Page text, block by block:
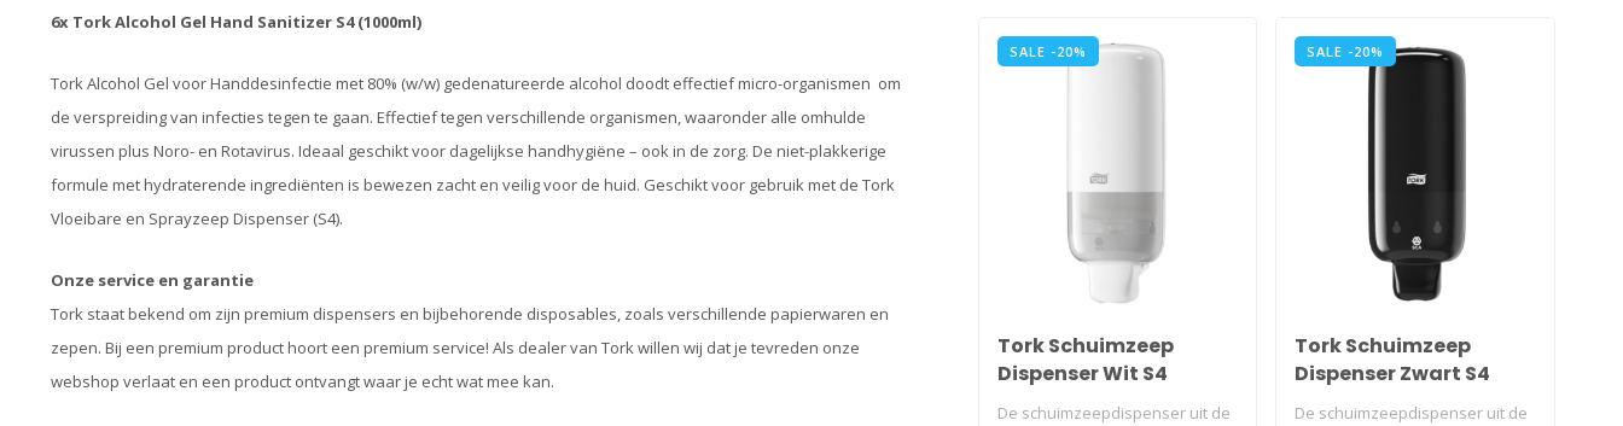
6x Tork Alcohol Gel Hand Sanitizer S4 (1000ml)
Tork Alcohol Gel voor Handdesinfectie met 80% (w/w) gedenatureerde alcohol doodt effectief micro-organismen om
de verspreiding van infecties tegen te gaan. Effectief tegen verschillende organismen, waaronder alle omhulde
virussen plus Noro- en Rotavirus. Ideaal geschikt voor dagelijkse handhygiëne – ook in de zorg. De niet-plakkerige
formule met hydraterende ingrediënten is bewezen zacht en veilig voor de huid. Geschikt voor gebruik met de Tork
Vloeibare en Sprayzeep Dispenser (S4).
Onze service en garantie
Tork staat bekend om zijn premium dispensers en bijbehorende disposables, zoals verschillende papierwaren en
zepen. Bij een premium product hoort een premium service! Als dealer van Tork willen wij dat je tevreden onze
webshop verlaat en een product ontvangt waar je echt wat mee kan.
SALE -20%
Tork Schuimzeep
Dispenser Wit S4
De schuimzeepdispenser uit de
SALE -20%
Tork Schuimzeep
Dispenser Zwart S4
De schuimzeepdispenser uit de